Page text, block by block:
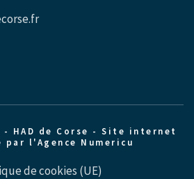
HAD de Corse -Site internet
par l'Agence Numericu
de cookies (UE)